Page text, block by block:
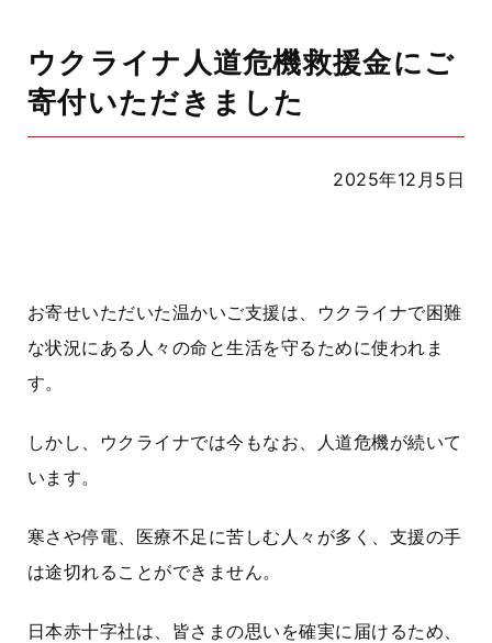
ウクライナ人道危機救援金にご
寄付いただきました
2025年12月5日
お寄せいただいた温かいご支援は、ウクライナで困難
な状況にある人々の命と生活を守るために使われま
す。
しかし、ウクライナでは今もなお、人道危機が続いて
います。
寒さや停電、医療不足に苦しむ人々が多く、支援の手
は途切れることができません。
日本赤十字社は、皆さまの思いを確実に届けるため、